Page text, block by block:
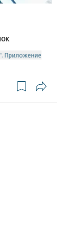
Приложение